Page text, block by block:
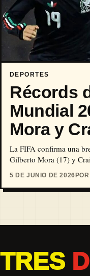
DEPORTES
Récords
Mundial
Mora y
La FIFA confirma una
Gilberto Mora (17) y
5 DE JUNIO DE 2026
TRES